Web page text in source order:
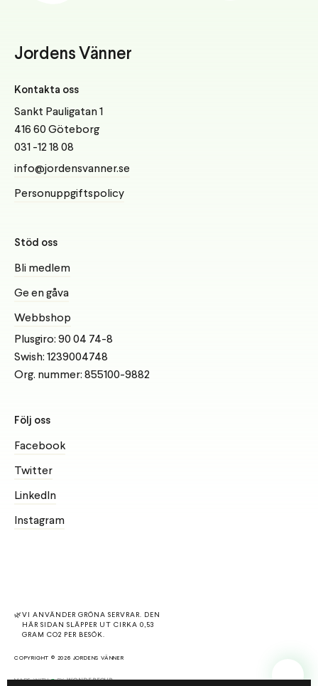
Jordens Vänner
Kontakta oss
Sankt Pauligatan 1
416 60 Göteborg
031 -12 18 08
info@jordensvanner.se
Personuppgiftspolicy
Stöd oss
Bli medlem
Ge en gåva
Webbshop
Plusgiro: 90 04 74-8
Swish: 1239004748
Org. nummer: 855100-9882
Följ oss
Facebook
Twitter
LinkedIn
Instagram
🌿VI ANVÄNDER GRÖNA SERVRAR.
DEN
HÄR SIDAN SLÄPPER UT CIRKA 0,53
GRAM CO2 PER BESÖK.
COPYRIGHT © 2026 JORDENS VÄNNER
MADE WITH BYWONDERFOUR